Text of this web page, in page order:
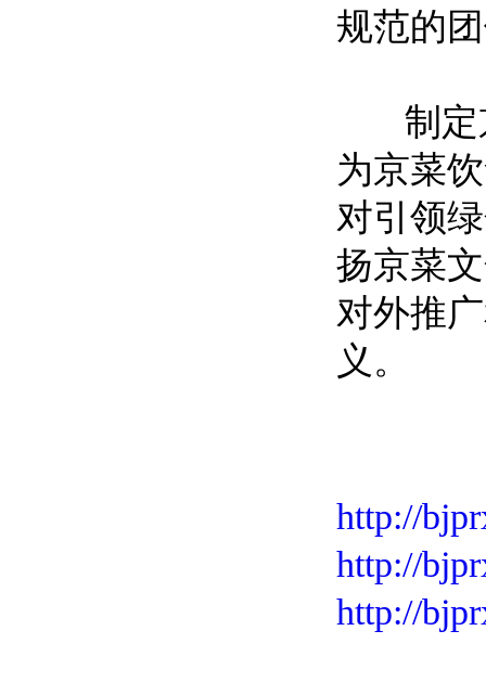
规范的
制定京
为京菜
对引领
扬京菜
对外推
义。
http://
http://
http://